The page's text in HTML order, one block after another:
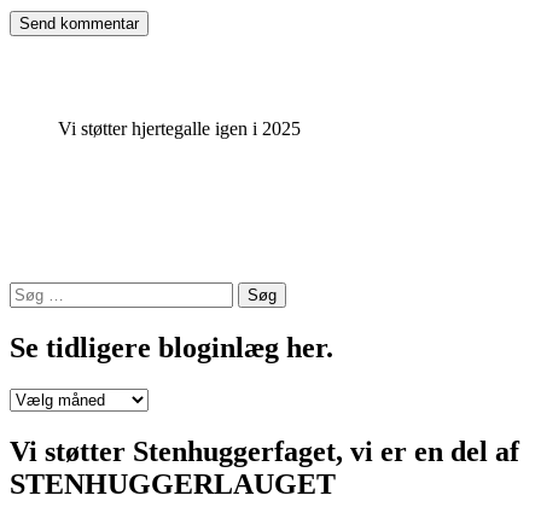
Vi støtter hjertegalle igen i 2025
Søg
efter:
Se tidligere bloginlæg her.
Se
bloginlæg
her.
Vi støtter Stenhuggerfaget, vi er en del af
STENHUGGERLAUGET